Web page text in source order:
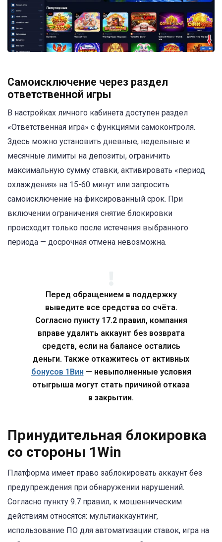
Самоисключение через раздел
ответственной игры
В настройках личного кабинета доступен раздел
«Ответственная игра» с функциями самоконтроля.
Здесь можно установить дневные, недельные и
месячные лимиты на депозиты, ограничить
максимальную сумму ставки, активировать «период
охлаждения» на 15-60 минут или запросить
самоисключение на фиксированный срок. При
включении ограничения снятие блокировки
происходит только после истечения выбранного
периода — досрочная отмена невозможна.
Перед обращением в поддержку
выведите все средства со счёта.
Согласно пункту 17.2 правил, компания
вправе удалить аккаунт без возврата
средств, если на балансе остались
деньги. Также откажитесь от активных
бонусов 1Вин — невыполненные условия
отыгрыша могут стать причиной отказа
в закрытии.
Принудительная блокировка
со стороны 1Win
Платформа имеет право заблокировать аккаунт без
предупреждения при обнаружении нарушений.
Согласно пункту 9.7 правил, к мошенническим
действиям относятся: мультиаккаунтинг,
использование ПО для автоматизации ставок, игра на